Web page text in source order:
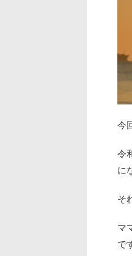
今
令
に
そ
マ
で